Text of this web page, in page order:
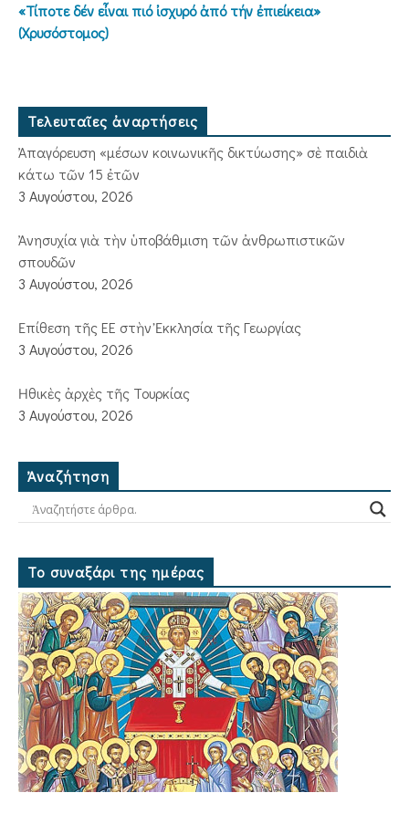
«Τίποτε δέν εἶναι πιό ἰσχυρό ἀπό τήν ἐπιείκεια»
(Χρυσόστομος)
Τελευταῖες ἀναρτήσεις
Ἀπαγόρευση «μέσων κοινωνικῆς δικτύωσης» σὲ παιδιὰ
κάτω τῶν 15 ἐτῶν
3 Αυγούστου, 2026
Ἀνησυχία γιὰ τὴν ὑποβάθμιση τῶν ἀνθρωπιστικῶν
σπουδῶν
3 Αυγούστου, 2026
Ἐπίθεση τῆς ΕΕ στὴν Ἐκκλησία τῆς Γεωργίας
3 Αυγούστου, 2026
Ἠθικὲς ἀρχὲς τῆς Τουρκίας
3 Αυγούστου, 2026
Ἀναζήτηση
Το συναξάρι της ημέρας